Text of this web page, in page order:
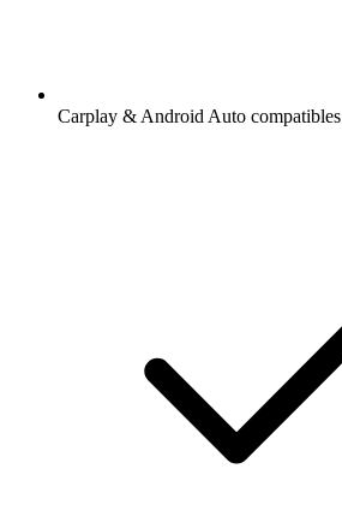
Carplay & Android Auto compatibles